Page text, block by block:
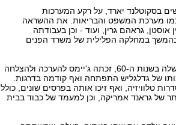
בסקוטלנד יארד, על רקע המערכות
כמו מערכת המשפט והבריאות. את ההשראה
גראהם גרין, ועוד - וכן בעבודתה
במחלקה הפלילית של משרד הפנים
כבר כאשר פורסם רומן הביכורים שלה בשנות ה-60, זכתה ג'יימס להערכה ולהצלחה
של גדלגליש התפתחה ואף קודמה בדרגות.
טלוויזיה, ואף זיכו אותה בפרסים שונים, כולל
של גראנד אמריקה, וכן למעמד של כבוד בבית